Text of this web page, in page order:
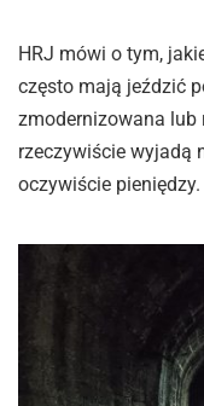
HRJ mówi o tym,
często mają jeździć
zmodernizowana lub
rzeczywiście wyjadą
oczywiście pieniędzy.